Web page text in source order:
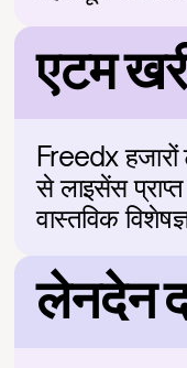
एटम
Freedx
से लाइसेंस
वास्तविक
लेनदेन